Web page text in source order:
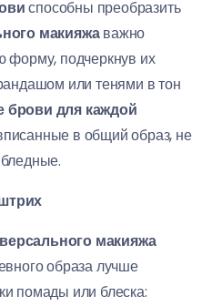
способны преобразить
макияжаважно
форму, подчеркнув их
или тенями в тон
брови для каждой
в общий образ, не
макияжа
образа лучше
помады или блеска: